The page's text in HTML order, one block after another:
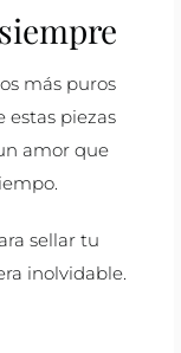
más puros
estas piezas
amor que
sellar tu
inolvidable.